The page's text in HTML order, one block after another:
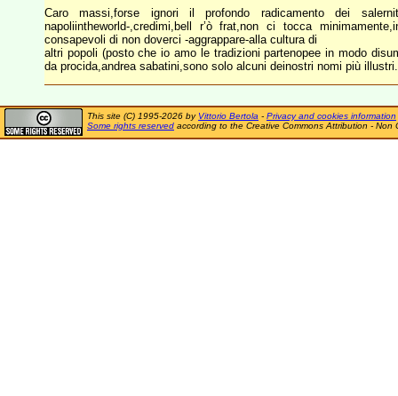
Caro massi,forse ignori il profondo radicamento dei
napoliintheworld-,credimi,bell r’ò frat,non ci tocca
consapevoli di non doverci -aggrappare-alla cultura di
altri popoli (posto che io amo le tradizioni partenopee in modo
da procida,andrea sabatini,sono solo alcuni deinostri nomi più illustri.
This site (C) 1995-2026 by Vittorio Bertola - Privacy and cookies information
Some rights reserved according to the Creative Commons Attribution - Non